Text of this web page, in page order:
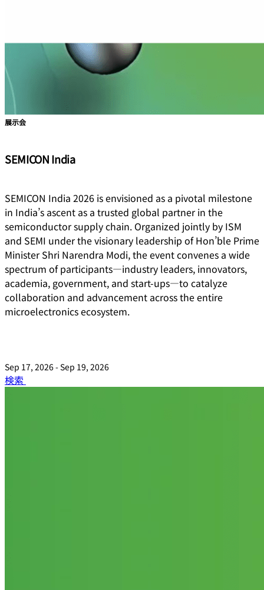
展示会
SEMICON India
SEMICON India 2026 is envisioned as a pivotal milestone
in India’s ascent as a trusted global partner in the
semiconductor supply chain. Organized jointly by ISM
and SEMI under the visionary leadership of Hon’ble Prime
Minister Shri Narendra Modi, the event convenes a wide
spectrum of participants—industry leaders, innovators,
academia, government, and start-ups—to catalyze
collaboration and advancement across the entire
microelectronics ecosystem.
Sep 17, 2026 - Sep 19, 2026
検索